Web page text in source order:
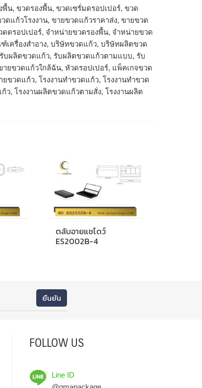
น, ขวดรองพื้น, ขวดเซรั่มดรอปเปอร์, ขวด
ดแก้วโรงงาน, ขายขวดแก้วราคาส่ง, ขายขวด
ดรอปเปอร์, จำหน่ายขวดรองพื้น, จำหน่ายขวด
ครื่องสำอาง, บริษัทขวดแก้ว, บริษัทผลิตขวด
บผลิตขวดแก้ว, รับผลิตขวดแก้วตามแบบ, รับ
ยขวดแก้วใกล้ฉัน, หัวดรอปเปอร์, แพ็คเกจขวด
ขวดแก้ว, โรงงานทำขวดแก้ว, โรงงานทําขวด
ว, โรงงานผลิตขวดแก้วตามสั่ง, โรงงานผลิต
ตลับอายแชโดว์
ES2002B-4
FOLLOW US
Line ID